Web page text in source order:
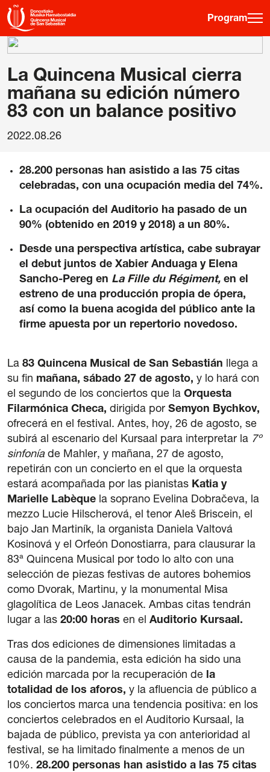
Program
Program
Musical fortnight
Previous editions
Posters
Venues
42 International Course on Romantic Organ
The Green Fortnight
Friends
News
Contact
Newsletter
Sponsors
Legal notice
Privacy Policy
Cookie policy
General terms and conditions of purchase
La Quincena Musical cierra
mañana su edición número
83 con un balance positivo
2022.08.26
28.200 personas han asistido a las 75 citas
celebradas, con una ocupación media del 74%.
La ocupación del Auditorio ha pasado de un
90% (obtenido en 2019 y 2018) a un 80%.
Desde una perspectiva artística, cabe subrayar
el debut juntos de Xabier Anduaga y Elena
Sancho-Pereg en La Fille du Régiment, en el
estreno de una producción propia de ópera,
así como la buena acogida del público ante la
firme apuesta por un repertorio novedoso.
La 83 Quincena Musical de San Sebastián llega a
su fin mañana, sábado 27 de agosto, y lo hará con
el segundo de los conciertos que la Orquesta
Filarmónica Checa, dirigida por Semyon Bychkov,
ofrecerá en el festival. Antes, hoy, 26 de agosto, se
subirá al escenario del Kursaal para interpretar la 7º
sinfoníade Mahler, y mañana, 27 de agosto,
repetirán con un concierto en el que la orquesta
estará acompañada por las pianistas Katia y
Marielle Labèque la soprano Evelina Dobračeva, la
mezzo Lucie Hilscherová, el tenor Aleš Briscein, el
bajo Jan Martiník, la organista Daniela Valtová
Kosinová y el Orfeón Donostiarra, para clausurar la
83ª Quincena Musical por todo lo alto con una
selección de piezas festivas de autores bohemios
como Dvorak, Martinu, y la monumental Misa
glagolítica de Leos Janacek. Ambas citas tendrán
lugar a las 20:00 horas en el Auditorio Kursaal.
Tras dos ediciones de dimensiones limitadas a
causa de la pandemia, esta edición ha sido una
edición marcada por la recuperación de la
totalidad de los aforos, y la afluencia de público a
los conciertos marca una tendencia positiva: en los
conciertos celebrados en el Auditorio Kursaal, la
bajada de público, prevista ya con anterioridad al
festival, se ha limitado finalmente a menos de un
10%. 28.200 personas han asistido a las 75 citas